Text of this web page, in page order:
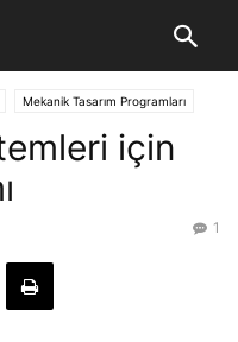
Mekanik Tasarım Programları
için
1